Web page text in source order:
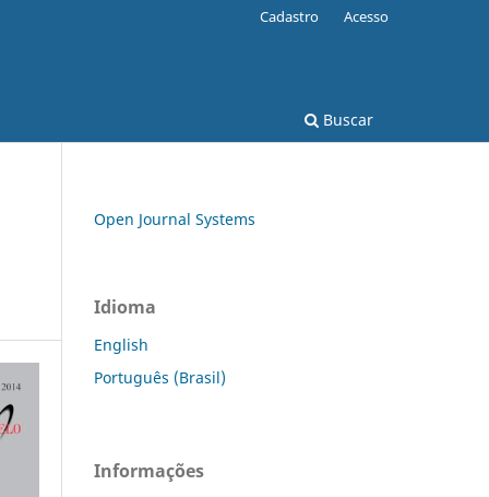
Buscar
Cadastro Acesso
Open Journal Systems
Idioma
English
Português (Brasil)
Informações